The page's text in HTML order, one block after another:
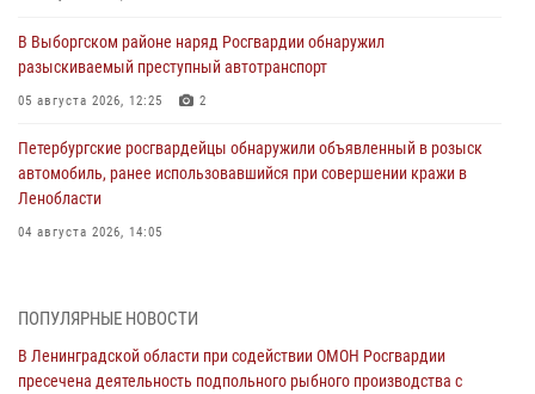
В Выборгском районе наряд Росгвардии обнаружил
разыскиваемый преступный автотранспорт
05 августа 2026, 12:25 2
Петербургские росгвардейцы обнаружили объявленный в розыск
автомобиль, ранее использовавшийся при совершении кражи в
Ленобласти
04 августа 2026, 14:05
также оказали доврачебную помощь пострадавшим
03 августа 2026, 14:15 3 1
ПОПУЛЯРНЫЕ НОВОСТИ
В Ленинградской области при содействии ОМОН Росгвардии
пресечена деятельность подпольного рыбного производства с